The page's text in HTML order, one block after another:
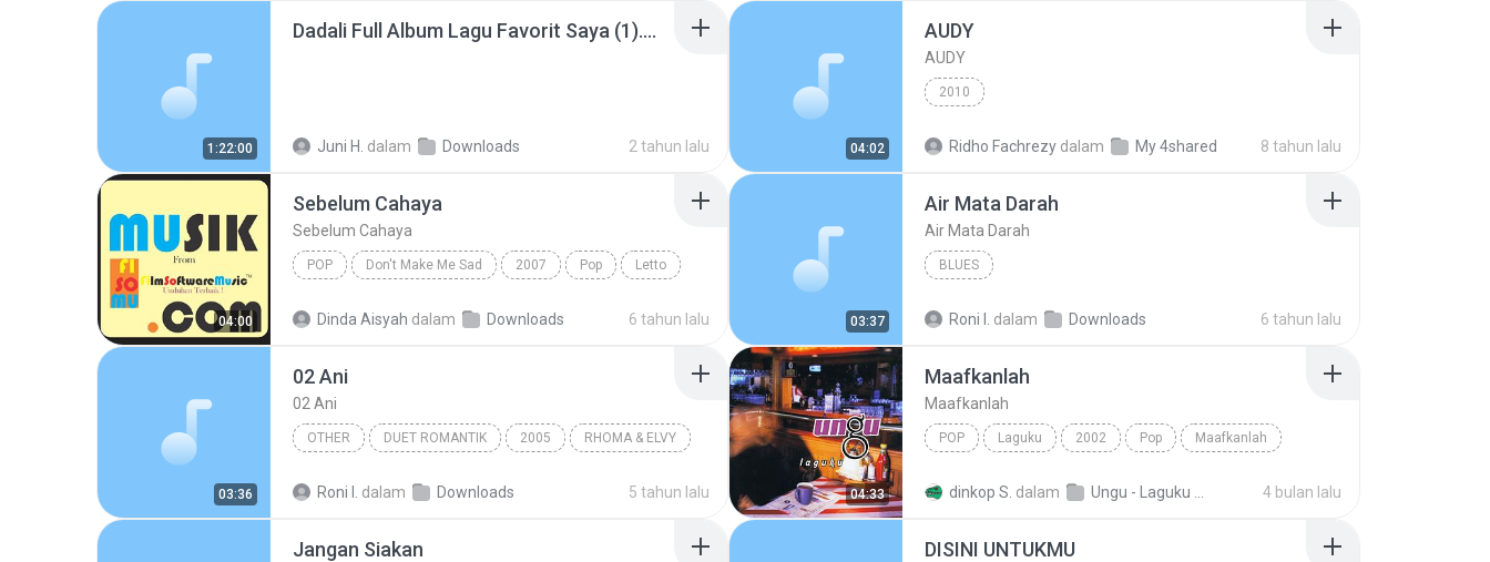
1:22:00
Dadali Full Album Lagu Favorit Saya (1).mp3
Juni H. dalam Downloads 2 tahun lalu 04:02
AUDY
AUDY
2010
Ridho Fachrezy dalam My 4shared 8 tahun lalu
04:00
Sebelum Cahaya
Sebelum Cahaya
POP Don't Make Me Sad 2007 Pop Letto
Dinda Aisyah dalam Downloads 6 tahun lalu 03:37
Air Mata Darah
Air Mata Darah
BLUES
Roni I. dalam Downloads 6 tahun lalu
03:36
02 Ani
02 Ani
OTHER DUET ROMANTIK 2005 RHOMA & ELVY
Roni I. dalam Downloads 5 tahun lalu 04:33
Maafkanlah
Maafkanlah
POP Laguku 2002 Pop Maafkanlah
dinkop S. dalam 4 bulan lalu
Jangan Siakan DISINI UNTUKMU